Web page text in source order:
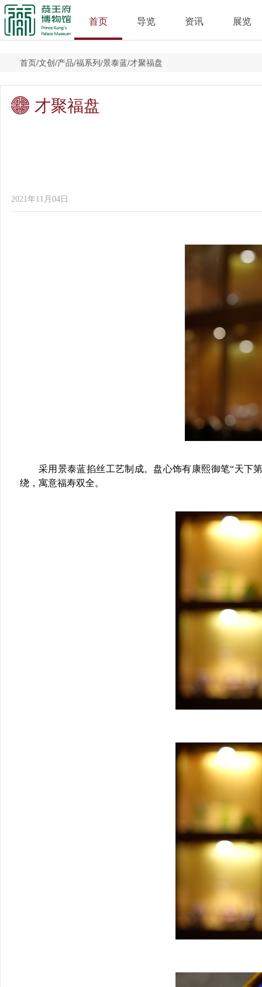
首页 导览 资讯 展览
首页/文创/产品/福系列/景泰蓝/才聚福盘
才聚福盘
2021年11月04日
采用景泰蓝掐丝工艺制成。盘心饰有康熙御笔“天下
绕，寓意福寿双全。